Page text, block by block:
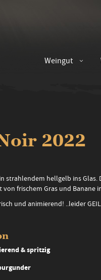
Weingut
2022
strahlendem hellgelb ins Glas.
frischem Gras und Banane
und animierend! ..leider
& spritzig